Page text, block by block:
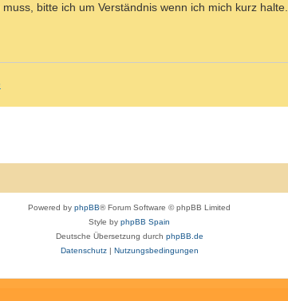
bitte ich um Verständnis wenn ich mich kurz halte.
Powered by phpBB® Forum Software © phpBB Limited
Style by phpBB Spain
Deutsche Übersetzung durch phpBB.de
Datenschutz| Nutzungsbedingungen